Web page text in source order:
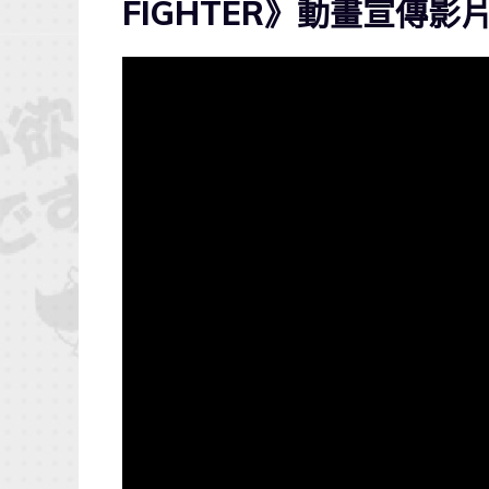
FIGHTER》動畫宣傳影